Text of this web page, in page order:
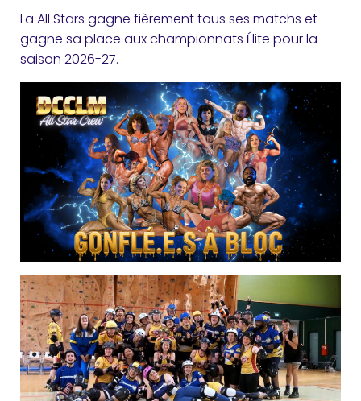
La All Stars gagne fièrement tous ses matchs et
gagne sa place aux championnats Élite pour la
saison 2026-27.